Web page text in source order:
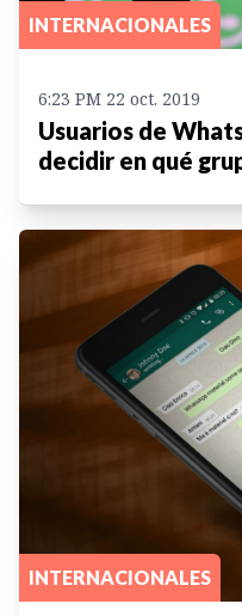
INTERNACIONALES
6:23 PM 22 oct. 2019
Usuarios de
decidir en qué
INTERNACIONALES